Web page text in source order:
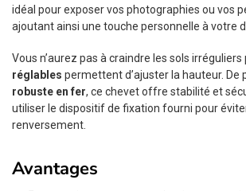
idéal pour exposer vos photographies ou vos
ajoutant ainsi une touche personnelle à votre
Vous n’aurez pas à craindre les sols irréguliers
réglables permettent d’ajuster la hauteur. De
robuste en fer, ce chevet offre stabilité et
utiliser le dispositif de fixation fourni pour
renversement.
Avantages